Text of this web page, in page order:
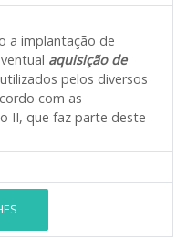
a implantação de
aquisição de
pelos diversos
com as
II, que faz parte deste